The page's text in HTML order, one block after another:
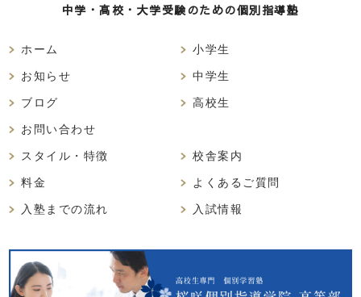
中学・高校・大学受験のための個別指導塾
ホーム
お知らせ
ブログ
お問い合わせ
小学生
中学生
高校生
スタイル・特徴
料金
入塾までの流れ
校舎案内
よくあるご質問
入試情報